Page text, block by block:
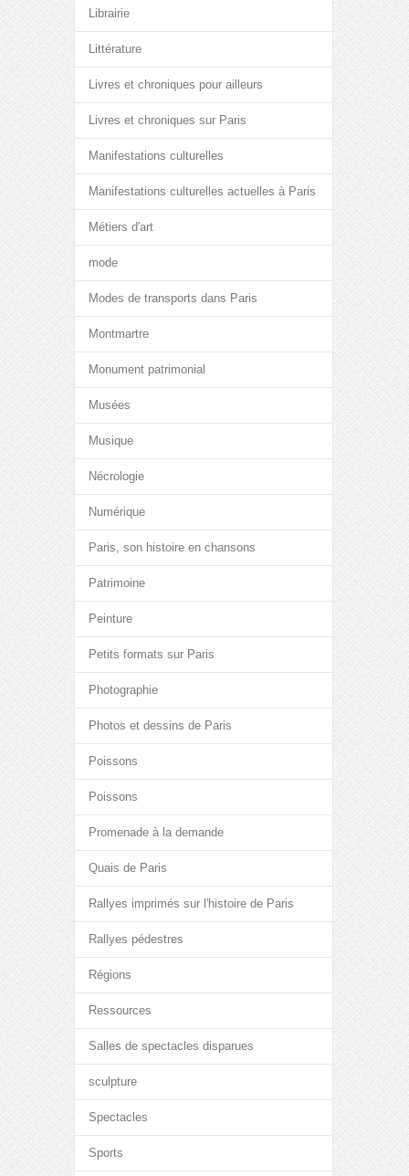
Librairie
Littérature
Livres et chroniques pour ailleurs
Livres et chroniques sur Paris
Manifestations culturelles
Manifestations culturelles actuelles à Paris
Métiers d'art
mode
Modes de transports dans Paris
Montmartre
Monument patrimonial
Musées
Musique
Nécrologie
Numérique
Paris, son histoire en chansons
Patrimoine
Peinture
Petits formats sur Paris
Photographie
Photos et dessins de Paris
Poissons
Poissons
Promenade à la demande
Quais de Paris
Rallyes imprimés sur l'histoire de Paris
Rallyes pédestres
Régions
Ressources
Salles de spectacles disparues
sculpture
Spectacles
Sports